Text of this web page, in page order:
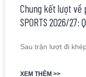
Chung kết lượt về
SPORTS 2026/27:
Sau trận lượt đi
XEM THÊM >>